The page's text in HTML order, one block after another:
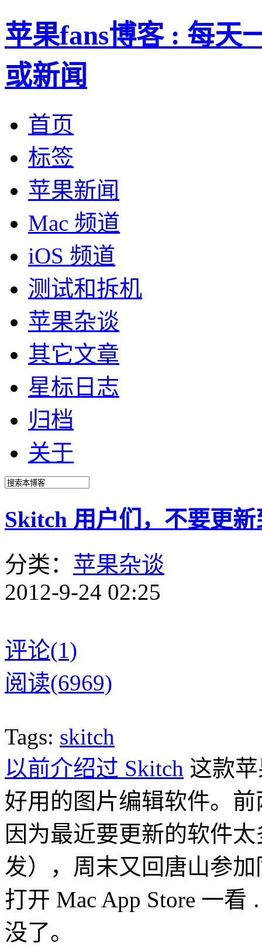
苹果fans博客 : 每天
或新闻
首页
标签
苹果新闻
Mac 频道
iOS 频道
测试和拆机
苹果杂谈
其它文章
星标日志
归档
关于
Skitch 用户们，不要更新
分类： 苹果杂谈
2012-9-24 02:25
评论(1)
阅读(6969)
Tags: skitch
以前介绍过 Skitch 这款
好用的图片编辑软件。
因为最近要更新的软件
发），周末又回唐山参
打开 Mac App Store 一
没了。